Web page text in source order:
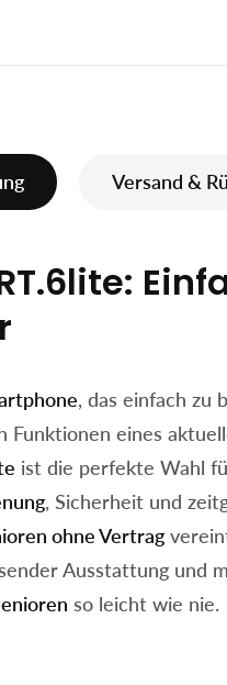
Versand &
, das einfach zu
Funktionen eines
ist die perfekte Wahl
, Sicherheit und
ohne Vertrag
Ausstattung und
so leicht wie nie.